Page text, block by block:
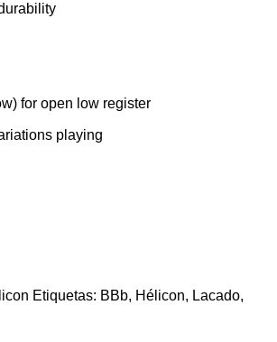
for open low register
playing
Etiquetas: BBb, Hélicon, Lacado,